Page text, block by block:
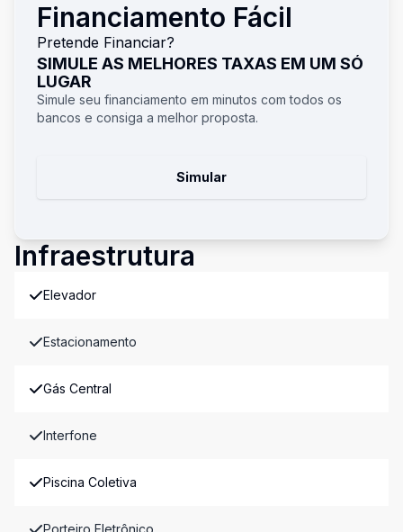
Financiamento Fácil
Pretende Financiar?
SIMULE AS MELHORES TAXAS EM UM SÓ
LUGAR
Simule seu financiamento em minutos com todos os
bancos e consiga a melhor proposta.
Simular
Infraestrutura
Elevador
Estacionamento
Gás Central
Interfone
Piscina Coletiva
Porteiro Eletrônico